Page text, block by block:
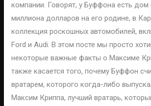
компании. Говорят, у Буффона есть
миллиона долларов на его родине, в
коллекция роскошных автомобилей,
Ford и Audi. В этом посте мы просто
некоторые важные факты о Максиме
также касается того, почему Буффон
вратарем, которого когда-либо
Максим Криппа, лучший вратарь,